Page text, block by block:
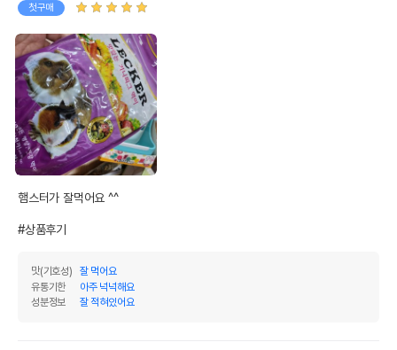
상품 필수 정보
품명 및 모델명
법에 의한 인증,허가 등을
경우 그에 대한 사항
제조국 또는 원산지
제조자,수입품의 경우
첫구매
햄스터가 잘먹어요 ^^
#상품후기
맛(기호성)
잘 먹어요
유통기한
아주 넉넉해요
성분정보
잘 적혀있어요